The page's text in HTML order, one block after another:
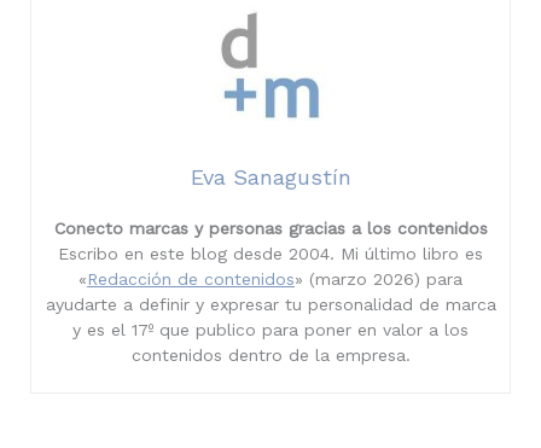
Eva Sanagustín
Conecto marcas y personas gracias a los contenidos
Escribo en este blog desde 2004. Mi último libro es
«Redacción de contenidos» (marzo 2026) para
ayudarte a definir y expresar tu personalidad de marca
y es el 17º que publico para poner en valor a los
contenidos dentro de la empresa.